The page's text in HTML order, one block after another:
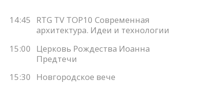
14:45
RTG TV TOP10 Современная
архитектура. Идеи и технологии
15:00
Церковь Рождества Иоанна
Предтечи
15:30
Новгородское вече